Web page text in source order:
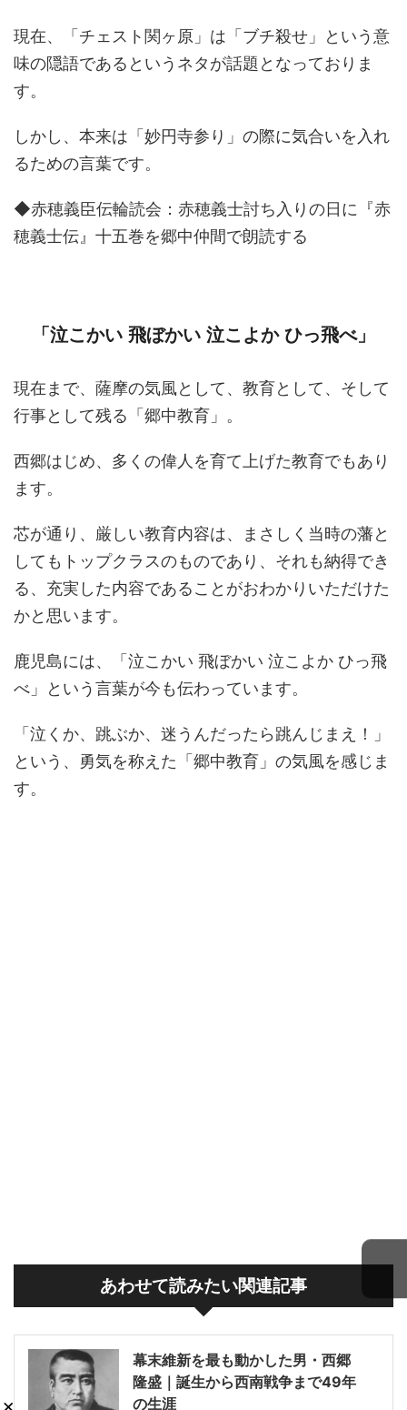
現在、「チェスト関ヶ原」は「ブチ殺せ」という意
味の隠語であるというネタが話題となっておりま
す。
しかし、本来は「妙円寺参り」の際に気合いを入れ
るための言葉です。
◆赤穂義臣伝輪読会：赤穂義士討ち入りの日に『赤
穂義士伝』十五巻を郷中仲間で朗読する
「泣こかい 飛ぼかい 泣こよか ひっ飛べ」
現在まで、薩摩の気風として、教育として、そして
行事として残る「郷中教育」。
西郷はじめ、多くの偉人を育て上げた教育でもあり
ます。
芯が通り、厳しい教育内容は、まさしく当時の藩と
してもトップクラスのものであり、それも納得でき
る、充実した内容であることがおわかりいただけた
かと思います。
鹿児島には、「泣こかい 飛ぼかい 泣こよか ひっ飛
べ」という言葉が今も伝わっています。
「泣くか、跳ぶか、迷うんだったら跳んじまえ！」
という、勇気を称えた「郷中教育」の気風を感じま
す。
あわせて読みたい関連記事
幕末維新を最も動かした男・西郷
隆盛｜誕生から西南戦争まで49年
の生涯